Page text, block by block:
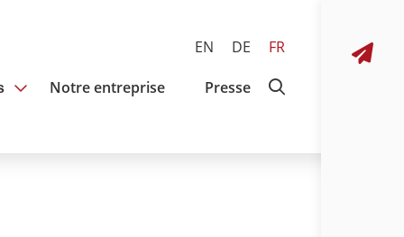
EN DE FR
Notre entreprise Presse